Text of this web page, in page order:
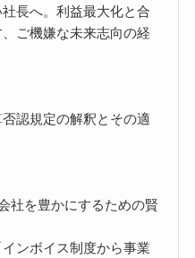
長へ。利益最大化と合
ご機嫌な未来志向の経
認規定の解釈とその適
社を豊かにするための賢
ンボイス制度から事業